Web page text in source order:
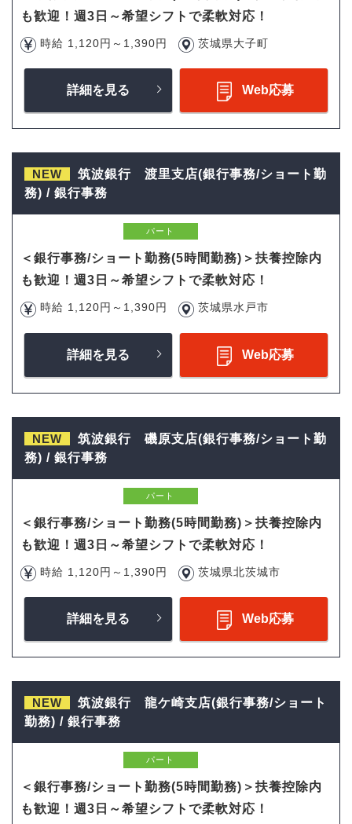
も歓迎！週3日～希望シフトで柔軟対応！
時給 1,120円～1,390円 茨城県大子町
詳細を見る Web応募
NEW
筑波銀行 渡里支店(銀行事務/ショート勤
務) / 銀行事務
パート
＜銀行事務/ショート勤務(5時間勤務)＞扶養控除内
も歓迎！週3日～希望シフトで柔軟対応！
時給 1,120円～1,390円 茨城県水戸市
詳細を見る Web応募
NEW
筑波銀行 磯原支店(銀行事務/ショート勤
務) / 銀行事務
パート
＜銀行事務/ショート勤務(5時間勤務)＞扶養控除内
も歓迎！週3日～希望シフトで柔軟対応！
時給 1,120円～1,390円 茨城県北茨城市
詳細を見る Web応募
NEW
筑波銀行 龍ケ崎支店(銀行事務/ショート
勤務) / 銀行事務
パート
＜銀行事務/ショート勤務(5時間勤務)＞扶養控除内
も歓迎！週3日～希望シフトで柔軟対応！